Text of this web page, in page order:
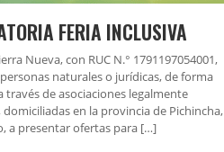
FERIA INCLUSIVA
Nueva, con RUC N.° 1791197054001,
personas naturales o jurídicas, de forma
través de asociaciones legalmente
en la provincia de Pichincha,
a presentar ofertas para […]